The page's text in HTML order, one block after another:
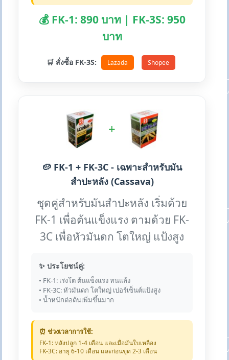
💰 FK-1: 890 บาท | FK-3S: 950
บาท
🛒 สั่งซื้อ FK-3S: Lazada Shopee
+
🥔 FK-1 + FK-3C - เฉพาะสำหรับมัน
สำปะหลัง (Cassava)
ชุดคู่สำหรับมันสำปะหลัง เริ่มด้วย
FK-1 เพื่อต้นแข็งแรง ตามด้วย FK-
3C เพื่อหัวมันดก โตใหญ่ แป้งสูง
✨ ประโยชน์คู่:
• FK-1: เร่งโต ต้นแข็งแรง ทนแล้ง
• FK-3C: หัวมันดก โตใหญ่ เปอร์เซ็นต์แป้งสูง
• น้ำหนักต่อต้นเพิ่มขึ้นมาก
⏰ ช่วงเวลาการใช้:
FK-1: หลังปลูก 1-4 เดือน และเมื่อมันใบเหลือง
FK-3C: อายุ 6-10 เดือน และก่อนขุด 2-3 เดือน